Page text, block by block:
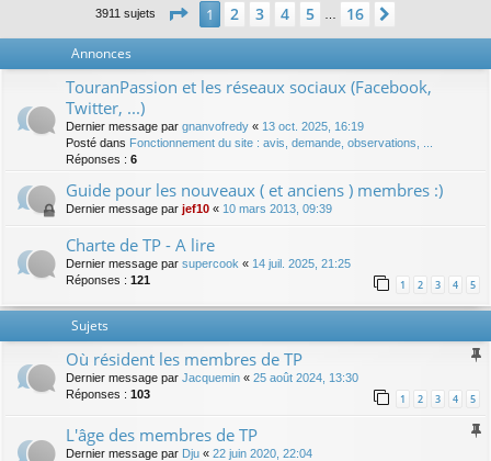
3911 sujets Page 1 sur 16
1 2 3 4 5 16
Annonces
TouranPassion et les réseaux sociaux (Facebook,
Twitter, ...)
Dernier message par gnanvofredy « 13 oct. 2025, 16:19
Posté dans Fonctionnement du site : avis, demande, observations, ...
Réponses : 6
Guide pour les nouveaux ( et anciens ) membres :)
Dernier message par jef10 « 10 mars 2013, 09:39
Charte de TP - A lire
Dernier message par supercook « 14 juil. 2025, 21:25
Réponses : 121 1 2 3 4 5
Sujets
Où résident les membres de TP
Dernier message par Jacquemin « 25 août 2024, 13:30
Réponses : 103 1 2 3 4 5
L'âge des membres de TP
Dernier message par Dju « 22 juin 2020, 22:04